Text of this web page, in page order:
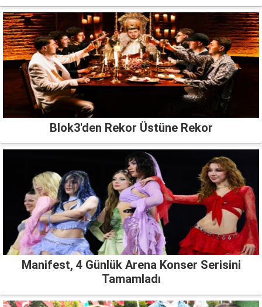
Blok3'den Rekor Üstüne Rekor
Manifest, 4 Günlük Arena Konser Serisini
Tamamladı